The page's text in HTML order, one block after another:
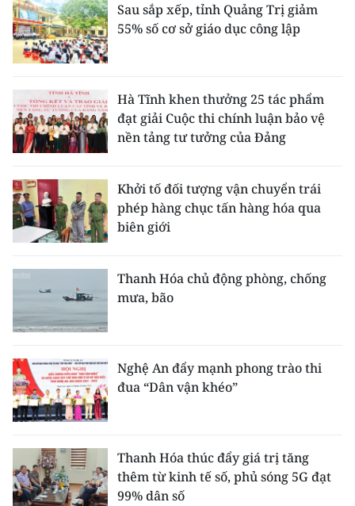
Sau sắp xếp, tỉnh Quảng Trị giảm
55% số cơ sở giáo dục công lập
Hà Tĩnh khen thưởng 25 tác phẩm
đạt giải Cuộc thi chính luận bảo vệ
nền tảng tư tưởng của Đảng
Khởi tố đối tượng vận chuyển trái
phép hàng chục tấn hàng hóa qua
biên giới
Thanh Hóa chủ động phòng, chống
mưa, bão
Nghệ An đẩy mạnh phong trào thi
đua “Dân vận khéo”
Thanh Hóa thúc đẩy giá trị tăng
thêm từ kinh tế số, phủ sóng 5G đạt
99% dân số